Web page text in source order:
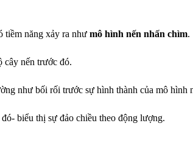
tiềm năng xảy ra như mô hình nến nhấn chìm.
cây nến trước đó.
như bối rối trước sự hình thành của mô hình
biểu thị sự đảo chiều theo động lượng.